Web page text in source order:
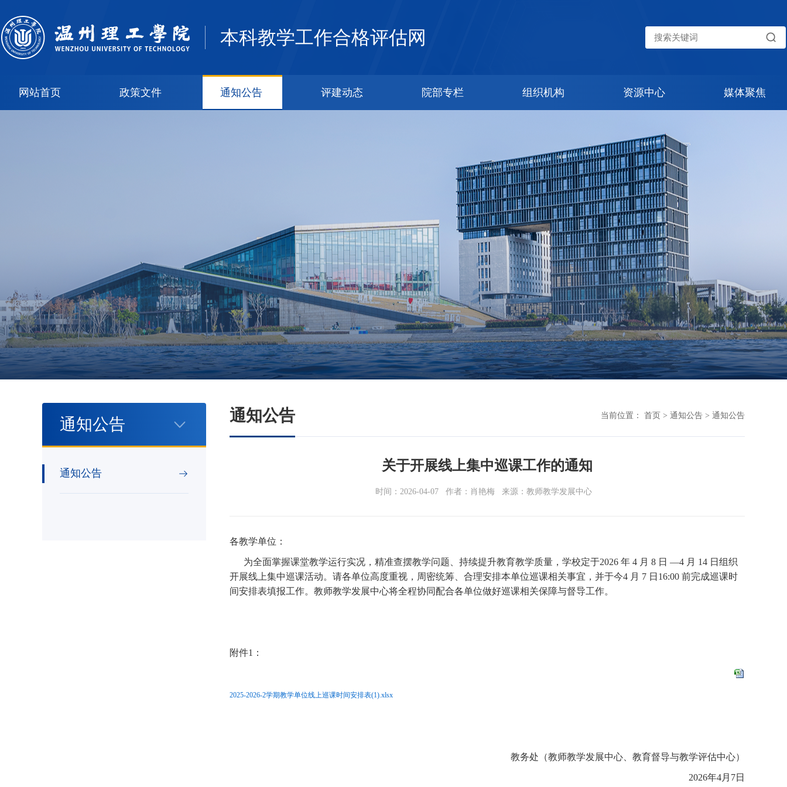
本科教学工作合格评估网
网站首页 政策文件 通知公告 评建动态 院部专栏 组织机构 资源中心 媒体聚焦
通知公告
通知公告
通知公告 当前位置： 首页 > 通知公告 > 通知公告
关于开展线上集中巡课工作的通知
时间：2026-04-07 作者：肖艳梅 来源：教师教学发展中心
各教学单位：
为全面掌握课堂教学运行实况，精准查摆教学问题、持续提升教育教学质量，学校定于2026 年 4 月 8 日 —4 月 14 日组织
开展线上集中巡课活动。请各单位高度重视，周密统筹、合理安排本单位巡课相关事宜，并于今4 月 7 日16:00 前完成巡课时
间安排表填报工作。教师教学发展中心将全程协同配合各单位做好巡课相关保障与督导工作。
附件1：
2025-2026-2学期教学单位线上巡课时间安排表(1).xlsx
教务处（教师教学发展中心、教育督导与教学评估中心）
2026年4月7日